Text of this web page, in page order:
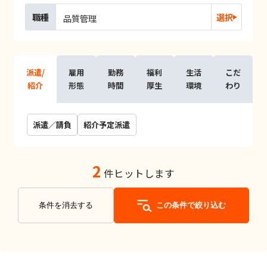
職種 品質管理 選択
派遣/
紹介
雇用
形態
勤務
時間
福利
厚生
生活
環境
こだ
わり
派遣／請負 紹介予定派遣
2 件ヒットします
条件を消去する この条件で絞り込む